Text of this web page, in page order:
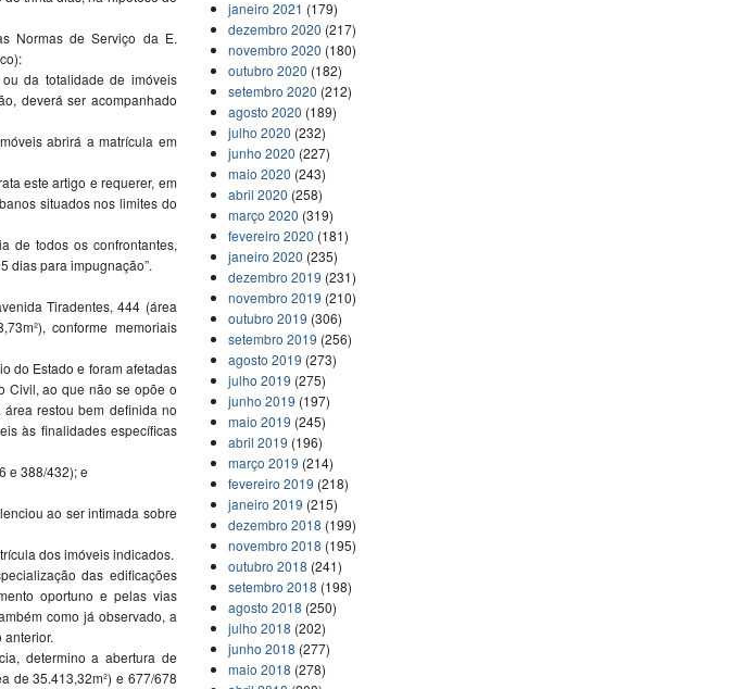
Normas de Serviço da E.
da totalidade de imóveis
deverá ser acompanhado
abrirá a matrícula em
este artigo e requerer, em
situados nos limites do
de todos os confrontantes,
dias para impugnação”.
Tiradentes, 444 (área
conforme memoriais
do Estado e foram afetadas
Civil, ao que não se opõe o
restou bem definida no
às finalidades específicas
e 388/432); e
ao ser intimada sobre
dos imóveis indicados.
das edificações
oportuno e pelas vias
como já observado, a
determino a abertura de
de 35.413,32m²) e 677/678
janeiro 2021 (179)
dezembro 2020 (217)
novembro 2020 (180)
outubro 2020 (182)
setembro 2020 (212)
agosto 2020 (189)
julho 2020 (232)
junho 2020 (227)
maio 2020 (243)
abril 2020 (258)
março 2020 (319)
fevereiro 2020 (181)
janeiro 2020 (235)
dezembro 2019 (231)
novembro 2019 (210)
outubro 2019 (306)
setembro 2019 (256)
agosto 2019 (273)
julho 2019 (275)
junho 2019 (197)
maio 2019 (245)
abril 2019 (196)
março 2019 (214)
fevereiro 2019 (218)
janeiro 2019 (215)
dezembro 2018 (199)
novembro 2018 (195)
outubro 2018 (241)
setembro 2018 (198)
agosto 2018 (250)
julho 2018 (202)
junho 2018 (277)
maio 2018 (278)